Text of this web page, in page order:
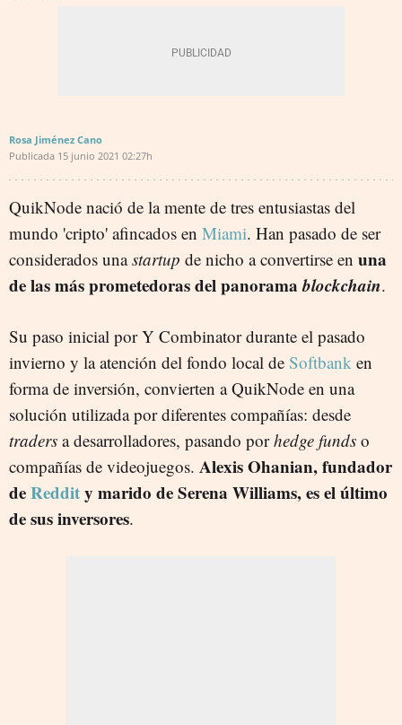
Rosa Jiménez Cano
Publicada 15 junio 2021 02:27h
QuikNode nació de la mente de tres entusiastas del
mundo 'cripto' afincados en Miami. Han pasado de ser
considerados unastartup de nicho a convertirse en una
de las más prometedoras del panoramablockchain.
Su paso inicial por Y Combinator durante el pasado
invierno y la atención del fondo local de Softbank en
forma de inversión, convierten a QuikNode en una
solución utilizada por diferentes compañías: desde
traders a desarrolladores, pasando porhedge funds o
compañías de videojuegos. Alexis Ohanian, fundador
deReddity marido de Serena Williams, es el último
de sus inversores.